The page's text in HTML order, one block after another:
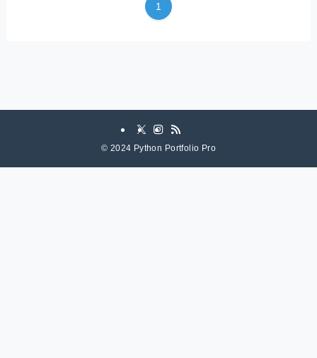
1
© 2024 Python Portfolio Pro